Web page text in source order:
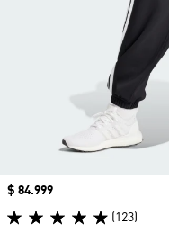
Precio
$ 84.999
(123)